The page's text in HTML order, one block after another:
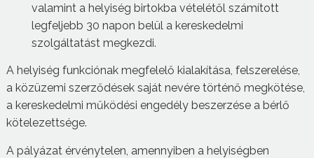
valamint a helyiség birtokba vételétől számított
legfeljebb 30 napon belül a kereskedelmi
szolgáltatást megkezdi.
A helyiség funkciónak megfelelő kialakítása, felszerelése,
a közüzemi szerződések saját nevére történő megkötése,
a kereskedelmi működési engedély beszerzése a bérlő
kötelezettsége.
A pályázat érvénytelen, amennyiben a helyiségben